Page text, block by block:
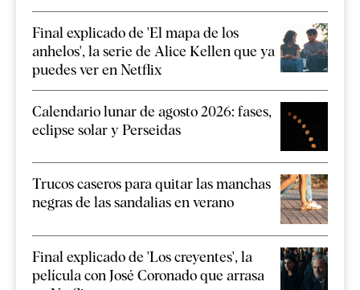
Final explicado de 'El mapa de los
anhelos', la serie de Alice Kellen que ya
puedes ver en Netflix
Calendario lunar de agosto 2026: fases,
eclipse solar y Perseidas
Trucos caseros para quitar las manchas
negras de las sandalias en verano
Final explicado de 'Los creyentes', la
película con José Coronado que arrasa